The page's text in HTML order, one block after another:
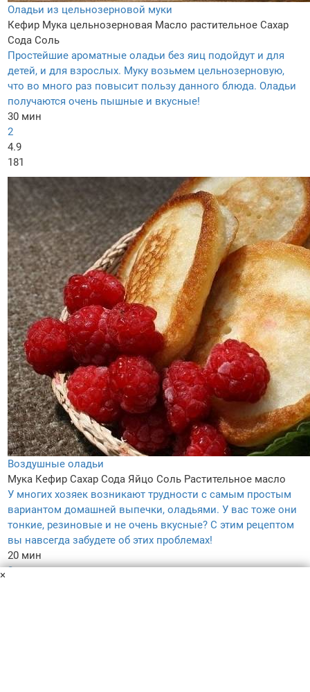
Оладьи из цельнозерновой муки
Кефир Мука цельнозерновая Масло растительное Сахар
Сода Соль
Простейшие ароматные оладьи без яиц подойдут и для
детей, и для взрослых. Муку возьмем цельнозерновую,
что во много раз повысит пользу данного блюда. Оладьи
получаются очень пышные и вкусные!
30 мин
2
4.9
181
Воздушные оладьи
Мука Кефир Сахар Сода Яйцо Соль Растительное масло
У многих хозяек возникают трудности с самым простым
вариантом домашней выпечки, оладьями. У вас тоже они
тонкие, резиновые и не очень вкусные? С этим рецептом
вы навсегда забудете об этих проблемах!
20 мин
2
×